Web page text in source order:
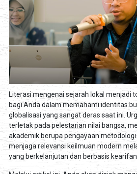
Literasi mengenai sejarah lokal menjadi
bagi Anda dalam memahami identitas
globalisasi yang sangat deras saat ini.
terletak pada pelestarian nilai bangsa,
akademik berupa pengayaan
menjaga relevansi keilmuan modern
yang berkelanjutan dan berbasis kearifan